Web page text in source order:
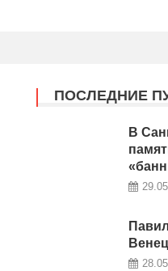
ПОСЛЕДНИЕ
В